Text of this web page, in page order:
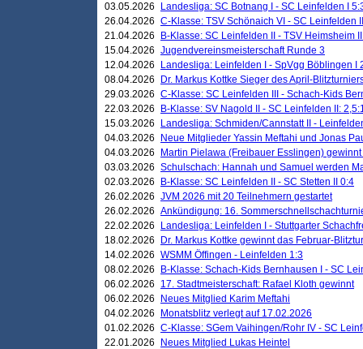
03.05.2026
Landesliga: SC Botnang I - SC Leinfelden I
26.04.2026 C-Klasse: TSV Schönaich VI - SC Leinfelden
21.04.2026
B-Klasse: SC Leinfelden II - TSV Heimsheim
15.04.2026 Jugendvereinsmeisterschaft Runde 3
12.04.2026
Landesliga: Leinfelden I - SpVgg Böblingen I
08.04.2026
Dr. Markus Kottke Sieger des April-
29.03.2026 C-Klasse: SC Leinfelden III - Schach-Kids
22.03.2026
B-Klasse: SV Nagold II - SC Leinfelden II:
15.03.2026
Landesliga: Schmiden/Cannstatt II -
04.03.2026
Neue Mitglieder Yassin Meftahi und Jonas
04.03.2026
Martin Pielawa (Freibauer Esslingen)
03.03.2026 Schulschach: Hannah und Samuel werden
02.03.2026
B-Klasse: SC Leinfelden II - SC Stetten II 0:4
26.02.2026 JVM 2026 mit 20 Teilnehmern gestartet
26.02.2026 Ankündigung: 16.
22.02.2026
Landesliga: Leinfelden I - Stuttgarter
18.02.2026
Dr. Markus Kottke gewinnt das Februar-
14.02.2026 WSMM Öffingen - Leinfelden 1:3
08.02.2026
B-Klasse: Schach-Kids Bernhausen I - SC
06.02.2026
17. Stadtmeisterschaft: Rafael Kloth gewinnt
06.02.2026
Neues Mitglied Karim Meftahi
04.02.2026
Monatsblitz verlegt auf 17.02.2026
01.02.2026 C-Klasse: SGem Vaihingen/Rohr IV - SC
22.01.2026
Neues Mitglied Lukas Heintel